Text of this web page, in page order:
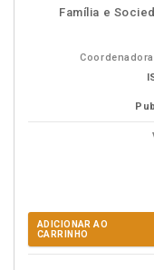
Família e
ADICIONAR AO
CARRINHO